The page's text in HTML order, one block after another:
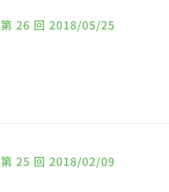
第 26 回 2018/05/25
第 25 回 2018/02/09